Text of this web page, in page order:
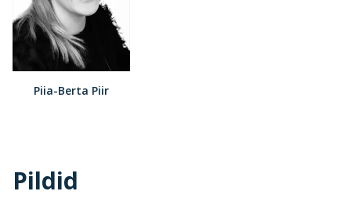
Piia-Berta Piir
Pildid